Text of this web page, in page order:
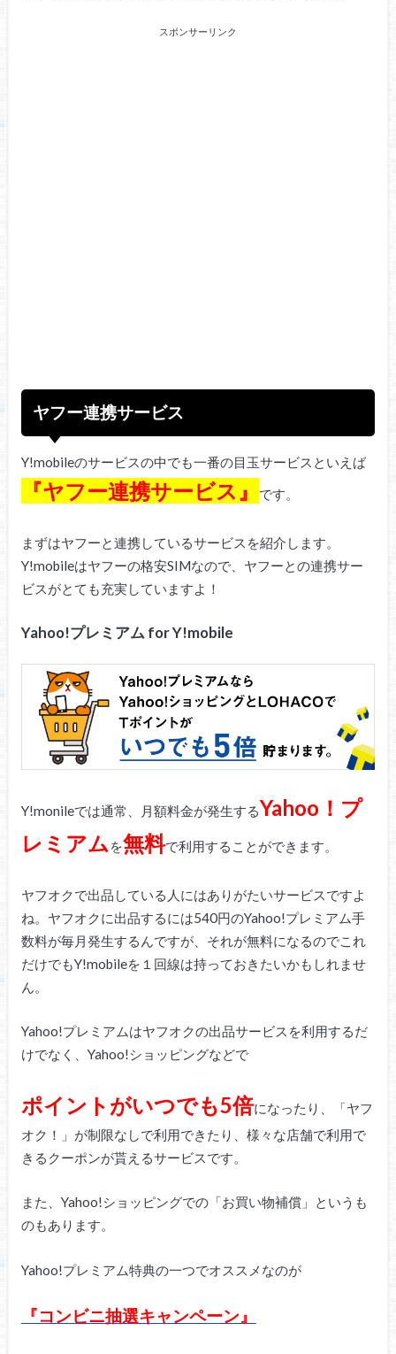
スポンサーリンク
ヤフー連携サービス
Y!mobileのサービスの中でも一番の目玉サービスといえば
『ヤフー連携サービス』 です。
まずはヤフーと連携しているサービスを紹介します。
Y!mobileはヤフーの格安SIMなので、ヤフーとの連携サー
ビスがとても充実していますよ！
Yahoo!プレミアム for Y!mobile
Y!monileでは通常、月額料金が発生するYahoo！プ
レミアム を無料で利用することができます。
ヤフオクで出品している人にはありがたいサービスですよ
ね。ヤフオクに出品するには540円のYahoo!プレミアム手
数料が毎月発生するんですが、それが無料になるのでこれ
だけでもY!mobileを１回線は持っておきたいかもしれませ
ん。
Yahoo!プレミアムはヤフオクの出品サービスを利用するだ
けでなく、Yahoo!ショッピングなどで
ポイントがいつでも5倍になったり、「ヤフ
オク！」が制限なしで利用できたり、様々な店舗で利用で
きるクーポンが貰えるサービスです。
また、Yahoo!ショッピングでの「お買い物補償」というも
のもあります。
Yahoo!プレミアム特典の一つでオススメなのが
『コンビニ抽選キャンペーン』